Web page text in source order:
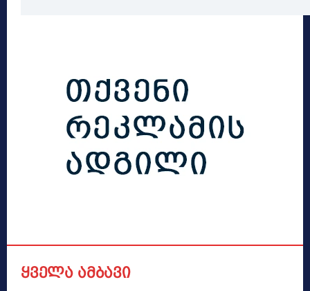
ყველა ამბავი